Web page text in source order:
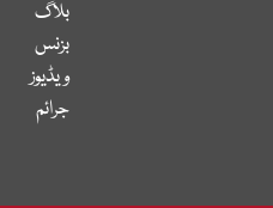
بلاگ
بزنس
ویڈیوز
جرائم